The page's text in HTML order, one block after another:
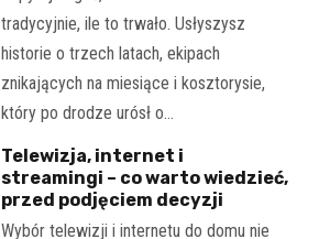
tradycyjnie, ile to trwało. Usłyszysz
historie o trzech latach, ekipach
znikających na miesiące i kosztorysie,
który po drodze urósł o…
Telewizja, internet i
streamingi – co warto wiedzieć,
przed podjęciem decyzji
Wybór telewizji i internetu do domu nie